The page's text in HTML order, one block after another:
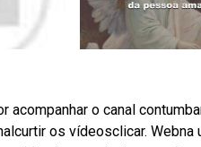
acompanhar o canal
os vídeosclicar. Webna